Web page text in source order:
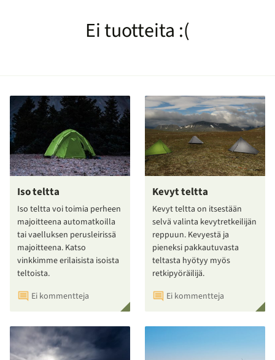
Ei tuotteita :(
Iso teltta
Iso teltta voi toimia perheen
majoitteena automatkoilla
tai vaelluksen perusleirissä
majoitteena. Katso
vinkkimme erilaisista isoista
teltoista.
Ei kommentteja
Kevyt teltta
Kevyt teltta on itsestään
selvä valinta kevytretkeilijän
reppuun. Kevyestä ja
pieneksi pakkautuvasta
teltasta hyötyy myös
retkipyöräilijä.
Ei kommentteja